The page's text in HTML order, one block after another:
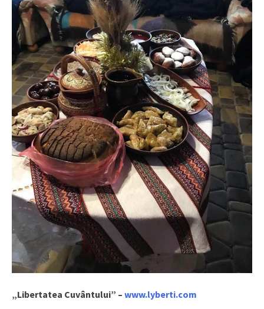
„Libertatea Cuvântului” – www.lyberti.com